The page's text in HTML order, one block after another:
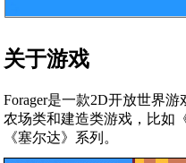
关于游戏
Forager是一款2D开放世界
农场类和建造类游戏，比如
《塞尔达》系列。